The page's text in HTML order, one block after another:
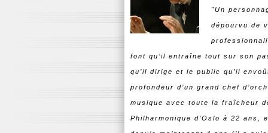
"Un
dépourvu de
font qu’il entraîne tout sur son
qu’il dirige et le public qu’il
profondeur d’un grand chef
musique avec toute la fraîcheur
Philharmonique d’Oslo à 22